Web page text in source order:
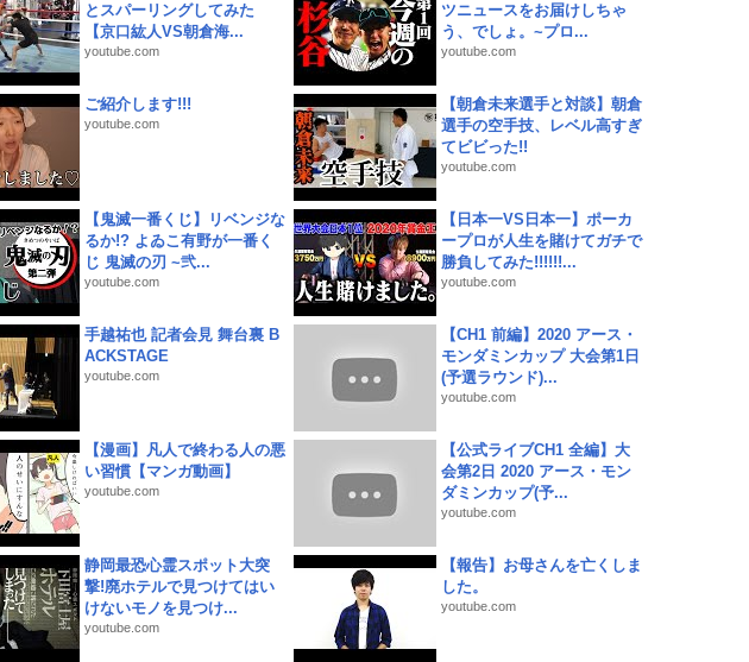
とスパーリングしてみた
【京口紘人VS朝倉海...
youtube.com
ツニュースをお届けしちゃ
う、でしょ。~プロ...
youtube.com
ご紹介します!!!
youtube.com
【朝倉未来選手と対談】朝倉
選手の空手技、レベル高すぎ
てビビった!!
youtube.com
【鬼滅一番くじ】リベンジな
るか!? よゐこ有野が一番く
じ 鬼滅の刃 ~弐...
youtube.com
【日本一VS日本一】ポーカ
ープロが人生を賭けてガチで
勝負してみた!!!!!!...
youtube.com
手越祐也 記者会見 舞台裏 B
ACKSTAGE
youtube.com
【CH1 前編】2020 アース・
モンダミンカップ 大会第1日
(予選ラウンド)...
youtube.com
【漫画】凡人で終わる人の悪
い習慣【マンガ動画】
youtube.com
【公式ライブCH1 全編】大
会第2日 2020 アース・モン
ダミンカップ(予...
youtube.com
静岡最恐心霊スポット大突
撃!廃ホテルで見つけてはい
けないモノを見つけ...
youtube.com
【報告】お母さんを亡くしま
した。
youtube.com